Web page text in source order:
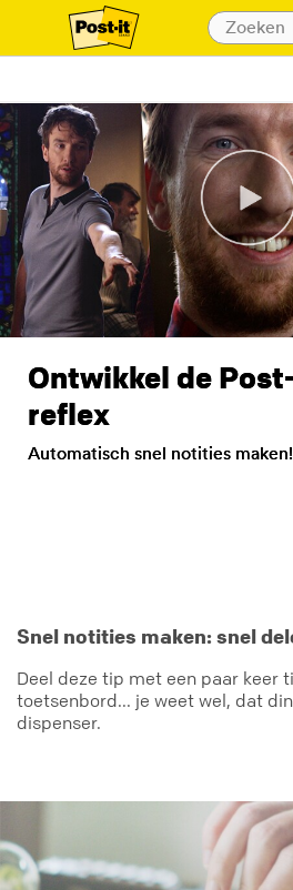
Ontwikkel de
reflex
Automatisch snel notities maken!
Snel notities maken: snel
Deel deze tip met een paar keer
toetsenbord... je weet wel, dat
dispenser.